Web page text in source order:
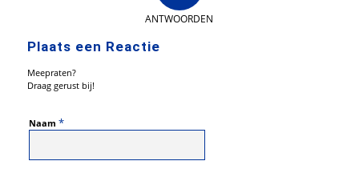
ANTWOORDEN
Plaats een Reactie
Meepraten?
Draag gerust bij!
Naam *